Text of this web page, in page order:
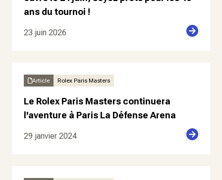
ans du tournoi !
23 juin 2026
Article Rolex Paris Masters
Le Rolex Paris Masters continuera
l'aventure à Paris La Défense Arena
29 janvier 2024